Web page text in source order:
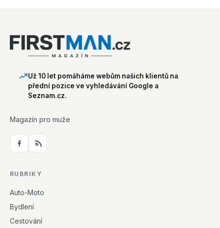
Už 10 let pomáháme webům našich klientů na
přední pozice ve vyhledávání Google a
Seznam.cz.
Magazín pro muže
RUBRIKY
Auto-Moto
Bydlení
Cestování